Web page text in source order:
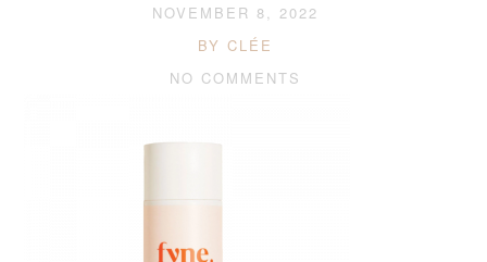
NOVEMBER 8, 2022
BY CLÉE
NO COMMENTS